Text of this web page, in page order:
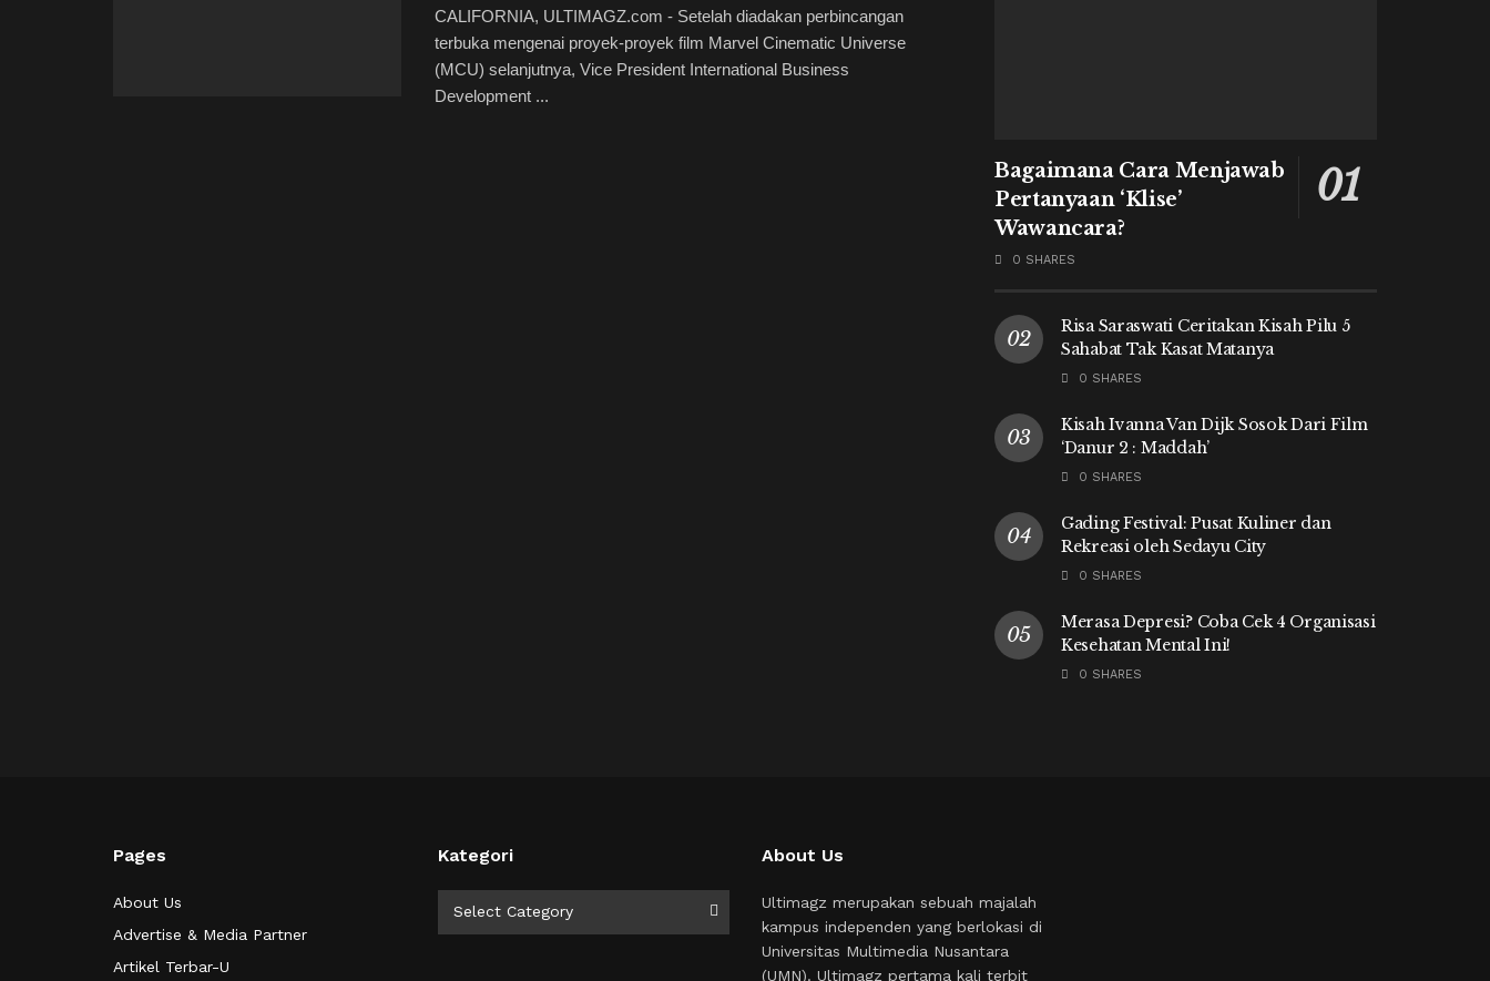
CALIFORNIA, ULTIMAGZ.com - Setelah diadakan perbincangan
terbuka mengenai proyek-proyek film Marvel Cinematic Universe
(MCU) selanjutnya, Vice President International Business
Development ...
Bagaimana Cara Menjawab
Pertanyaan ‘Klise’
Wawancara?
0 SHARES
Risa Saraswati Ceritakan Kisah Pilu 5
Sahabat Tak Kasat Matanya
0 SHARES
Kisah Ivanna Van Dijk Sosok Dari Film
‘Danur 2 : Maddah’
0 SHARES
Gading Festival: Pusat Kuliner dan
Rekreasi oleh Sedayu City
0 SHARES
Merasa Depresi? Coba Cek 4 Organisasi
Kesehatan Mental Ini!
0 SHARES
Pages
About Us
Advertise & Media Partner
Artikel Terbar-U
Kategori
Select Category
About Us
Ultimagz merupakan sebuah majalah
kampus independen yang berlokasi di
Universitas Multimedia Nusantara
(UMN). Ultimagz pertama kali terbit